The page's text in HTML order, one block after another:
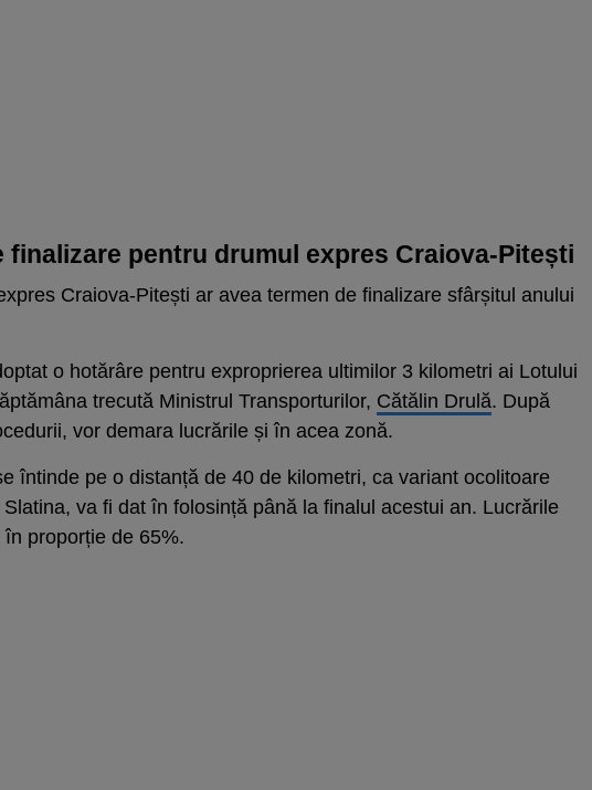
finalizare pentru drumul expres Craiova-Pitești
Craiova-Pitești ar avea termen de finalizare sfârșitul anului
o hotărâre pentru exproprierea ultimilor 3 kilometri ai Lotului
trecută Ministrul Transporturilor, Cătălin Drulă. După
vor demara lucrările și în acea zonă.
întinde pe o distanță de 40 de kilometri, ca variant ocolitoare
va fi dat în folosință până la finalul acestui an. Lucrările
proporție de 65%.